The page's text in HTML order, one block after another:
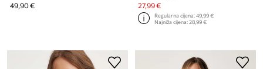
49,90 € 27,99 €
Regularna cijena:49,99 €
Najniža cijena:28,99 €